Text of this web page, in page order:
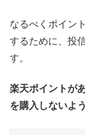
なるべくポイン
するために、投
す。
楽天ポイントが
を購入しないよ